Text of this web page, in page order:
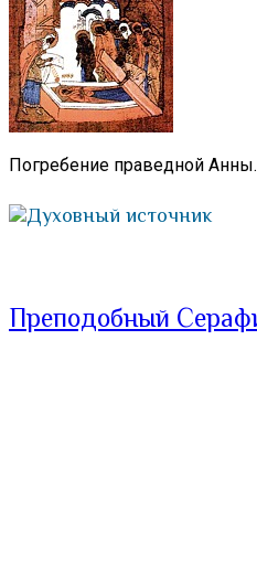
Погребение праведной Анны.
Духовный источник
Преподобный